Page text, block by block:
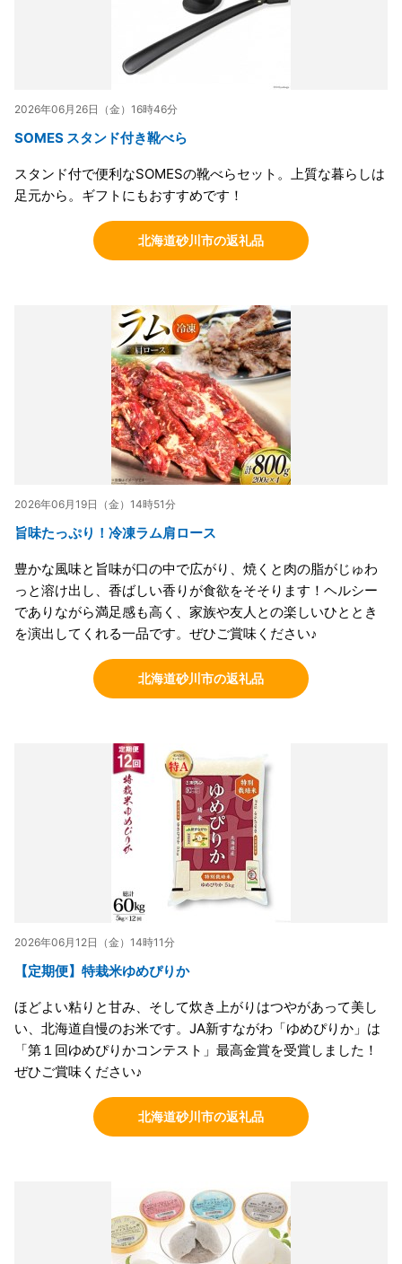
2026年06月26日（金）16時46分
SOMES スタンド付き靴べら
スタンド付で便利なSOMESの靴べらセット。上質な暮らしは
足元から。ギフトにもおすすめです！
北海道砂川市の返礼品
2026年06月19日（金）14時51分
旨味たっぷり！冷凍ラム肩ロース
豊かな風味と旨味が口の中で広がり、焼くと肉の脂がじゅわ
っと溶け出し、香ばしい香りが食欲をそそります！ヘルシー
でありながら満足感も高く、家族や友人との楽しいひととき
を演出してくれる一品です。ぜひご賞味ください♪
北海道砂川市の返礼品
2026年06月12日（金）14時11分
【定期便】特栽米ゆめぴりか
ほどよい粘りと甘み、そして炊き上がりはつやがあって美し
い、北海道自慢のお米です。JA新すながわ「ゆめぴりか」は
「第１回ゆめぴりかコンテスト」最高金賞を受賞しました！
ぜひご賞味ください♪
北海道砂川市の返礼品